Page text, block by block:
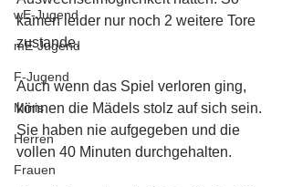
wE-Jugend
mE-Jugend
F-Jugend
Minis
Herren
Frauen
kamen leider nur noch 2 weitere Tore
zustande.
Auch wenn das Spiel verloren ging,
können die Mädels stolz auf sich sein.
Sie haben nie aufgegeben und die
vollen 40 Minuten durchgehalten.